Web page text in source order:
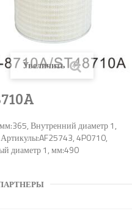
Увеличить
Внутренний диаметр 1,
4P0710,
диаметр 1, мм:490